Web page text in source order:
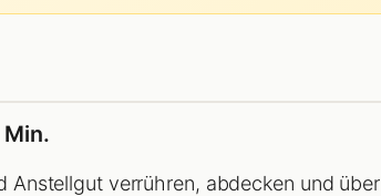
Min.
Anstellgut verrühren, abdecken und